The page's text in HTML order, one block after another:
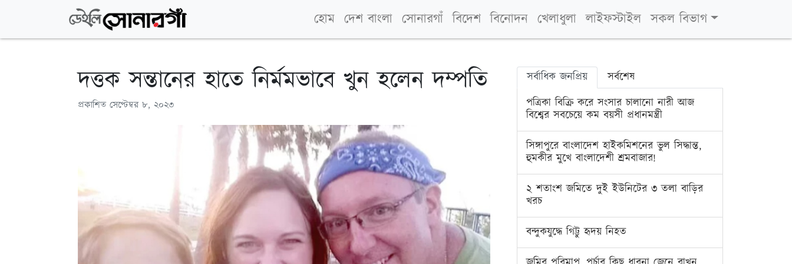
হোম দেশ বাংলা সোনারগাঁ বিদেশ বিনোদন খেলাধুলা লাইফস্টাইল সকল বিভাগ
দত্তক সন্তানের হাতে নির্মমভাবে খুন হলেন দম্পতি
প্রকাশিত সেপ্টেম্বর ৮, ২০২৩
সর্বাধিক জনপ্রিয়
সর্বশেষ
পত্রিকা বিক্রি করে সংসার চালানো নারী আজ
বিশ্বের সবচেয়ে কম বয়সী প্রধানমন্ত্রী
সিঙ্গাপুরে বাংলাদেশ হাইকমিশনের ভুল সিদ্ধান্ত,
হুমকীর মুখে বাংলাদেশী শ্রমবাজার!
২ শতাংশ জমিতে দুই ইউনিটের ৩ তলা বাড়ির
খরচ
বন্দুকযুদ্ধে গিট্টু হৃদয় নিহত